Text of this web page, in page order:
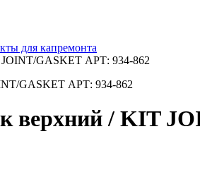
для капремонта
GASKET АРТ: 934-862
верхний / KIT